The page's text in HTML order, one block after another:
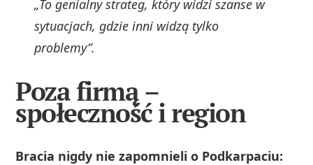
„To genialny strateg, który widzi szanse w
sytuacjach, gdzie inni widzą tylko
problemy”.
Poza firmą –
społeczność i region
Bracia nigdy nie zapomnieli o Podkarpaciu: